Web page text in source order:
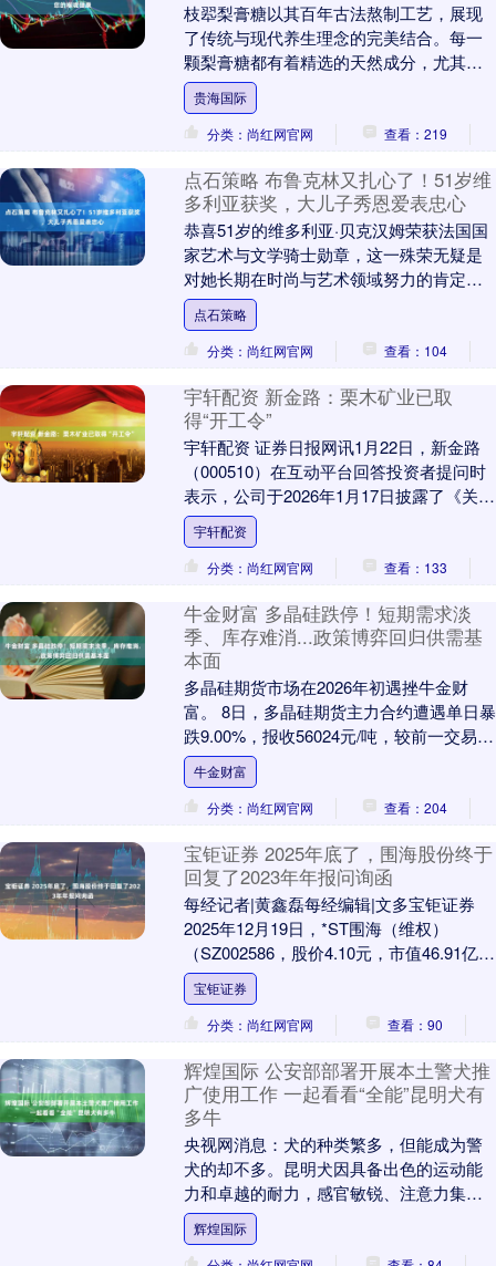
枝翆梨膏糖以其百年古法熬制工艺，展现
了传统与现代养生理念的完美结合。每一
颗梨膏糖都有着精选的天然成分，尤其是
新鲜的雪梨，这种温润入喉的滋养让人倍
感安心。健康无添....
贵海国际
分类：尚红网官网
查看：219
点石策略 布鲁克林又扎心了！51岁维
多利亚获奖，大儿子秀恩爱表忠心
恭喜51岁的维多利亚·贝克汉姆荣获法国国
家艺术与文学骑士勋章，这一殊荣无疑是
对她长期在时尚与艺术领域努力的肯定。
展开剩余36% 既然布鲁克林已经做出了自
己的选....
点石策略
分类：尚红网官网
查看：104
宇轩配资 新金路：栗木矿业已取
得“开工令”
宇轩配资 证券日报网讯1月22日，新金路
（000510）在互动平台回答投资者提问时
表示，公司于2026年1月17日披露了《关于
子公司广西有色栗木矿业有限公司收到....
宇轩配资
分类：尚红网官网
查看：133
牛金财富 多晶硅跌停！短期需求淡
季、库存难消...政策博弈回归供需基
本面
多晶硅期货市场在2026年初遇挫牛金财
富。 8日，多晶硅期货主力合约遭遇单日暴
跌9.00%，报收56024元/吨，较前一交易日
结算价重挫5300元，盘中最低触及....
牛金财富
分类：尚红网官网
查看：204
宝钜证券 2025年底了，围海股份终于
回复了2023年年报问询函
每经记者|黄鑫磊每经编辑|文多宝钜证券
2025年12月19日，*ST围海（维权）
（SZ002586，股价4.10元，市值46.91亿
元，即围海股份）终于回复了....
宝钜证券
分类：尚红网官网
查看：90
辉煌国际 公安部部署开展本土警犬推
广使用工作 一起看看“全能”昆明犬有
多牛
央视网消息：犬的种类繁多，但能成为警
犬的却不多。昆明犬因具备出色的运动能
力和卓越的耐力，感官敏锐、注意力集
中、嗅觉灵敏、适应性强等优点辉煌国
际，成为了警犬中的佼....
辉煌国际